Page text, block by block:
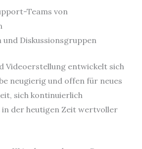
Teams von
Diskussionsgruppen
Videoerstellung entwickelt sich
neugierig und offen für neues
sich kontinuierlich
der heutigen Zeit wertvoller